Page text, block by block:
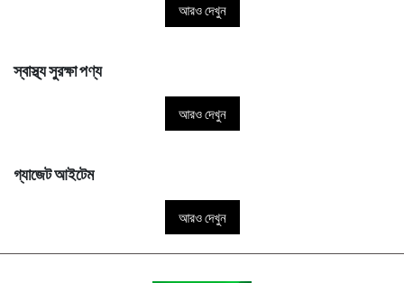
আরও দেখুন
স্বাস্থ্য সুরক্ষা পণ্য
আরও দেখুন
গ্যাজেট আইটেম
আরও দেখুন